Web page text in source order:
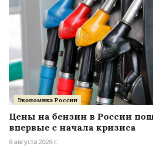
Экономика России
Цены на бензин в России
впервые с начала кризиса
6 августа 2026 г.